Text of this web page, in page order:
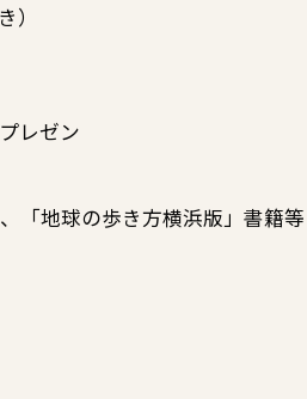
レゼン
「地球の歩き方横浜版」書籍等